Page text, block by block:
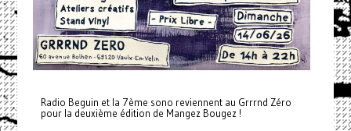
Radio Beguin et la 7ème sono reviennent au Grrrnd Zéro
pour la deuxième édition de Mangez Bougez !